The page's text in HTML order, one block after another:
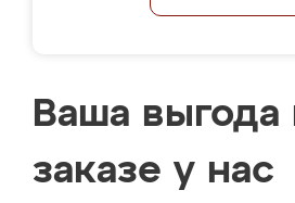
Ваша выгода
заказе у нас